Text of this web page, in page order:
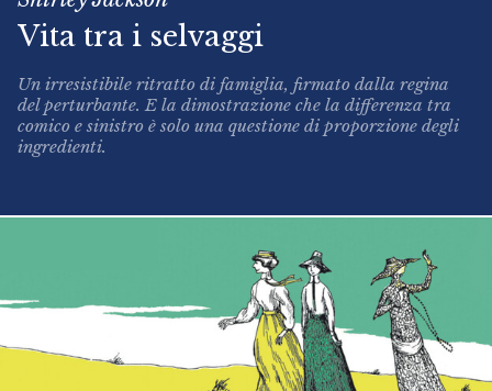
Vita tra i selvaggi
Un irresistibile ritratto di famiglia, firmato dalla regina
del perturbante. E la dimostrazione che la differenza tra
comico e sinistro è solo una questione di proporzione degli
ingredienti.